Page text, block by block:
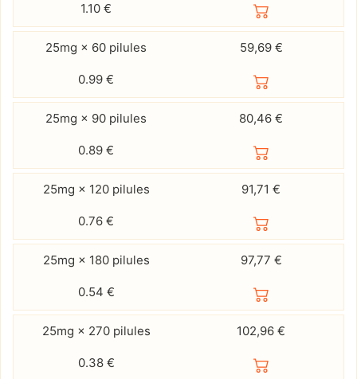
1.10 €
25mg × 60 pilules 59,69 €
0.99 €
25mg × 90 pilules 80,46 €
0.89 €
25mg × 120 pilules 91,71 €
0.76 €
25mg × 180 pilules 97,77 €
0.54 €
25mg × 270 pilules 102,96 €
0.38 €